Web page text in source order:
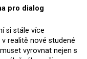
dohody
příčin sporu o
Celkem si
fondů odečíst
pro dialog
si stále více
realitě nové studené
vyrovnat nejen s